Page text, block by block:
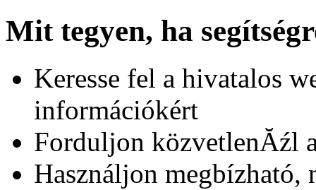
Mit tegyen, ha
Keresse fel a hivatalos
információkért
Forduljon közvetlenĂźl
Használjon megbízható,